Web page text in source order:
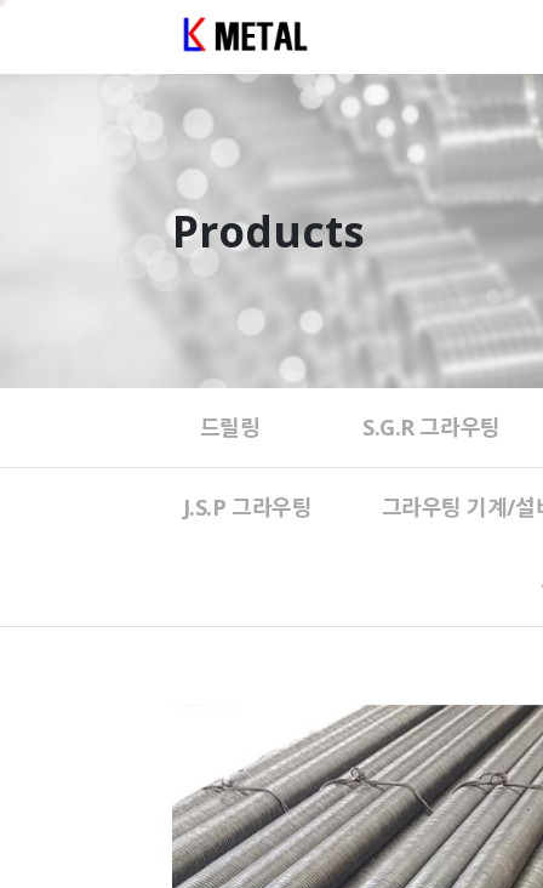
Products
드릴링 S.G.R 그라우팅
J.S.P 그라우팅 그라우팅 기계/설